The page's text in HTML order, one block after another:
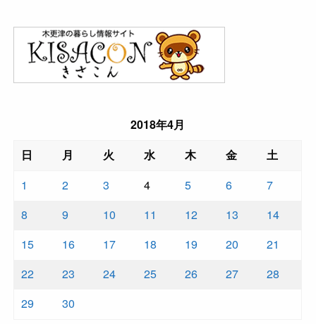
2018年4月
日
月 火 水 木 金
土
1
2 3 4 5 6
7
8
9 10 11 12 13
14
15
16 17 18 19 20
21
22
23 24 25 26 27
28
29
30